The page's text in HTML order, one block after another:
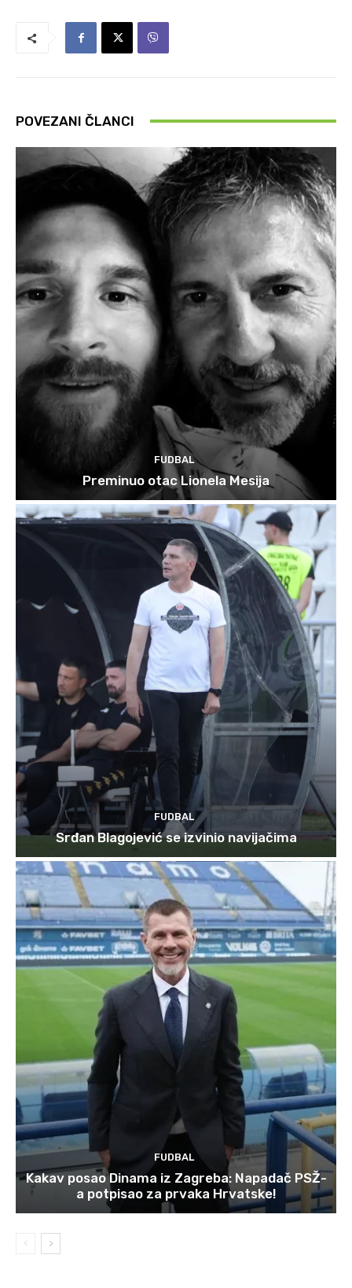
POVEZANI ČLANCI
FUDBAL
Preminuo otac Lionela Mesija
FUDBAL
Srđan Blagojević se izvinio navijačima
FUDBAL
Kakav posao Dinama iz Zagreba: Napadač PSŽ-
a potpisao za prvaka Hrvatske!